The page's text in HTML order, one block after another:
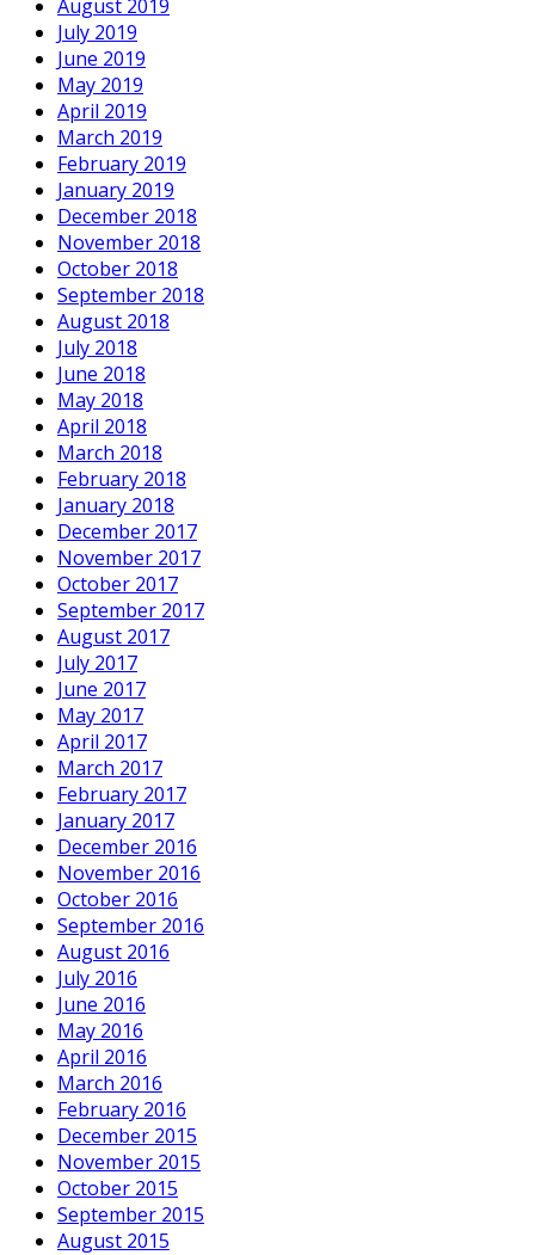
August 2019
July 2019
June 2019
May 2019
April 2019
March 2019
February 2019
January 2019
December 2018
November 2018
October 2018
September 2018
August 2018
July 2018
June 2018
May 2018
April 2018
March 2018
February 2018
January 2018
December 2017
November 2017
October 2017
September 2017
August 2017
July 2017
June 2017
May 2017
April 2017
March 2017
February 2017
January 2017
December 2016
November 2016
October 2016
September 2016
August 2016
July 2016
June 2016
May 2016
April 2016
March 2016
February 2016
December 2015
November 2015
October 2015
September 2015
August 2015